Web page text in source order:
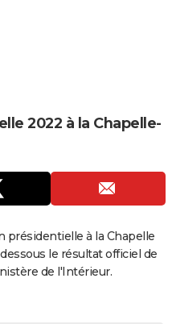
2022 à la Chapelle-
présidentielle à la Chapelle
le résultat officiel de
de l'Intérieur.